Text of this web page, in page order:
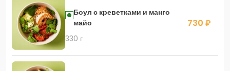
Боул с креветками и манго
майо
330 г
730 ₽